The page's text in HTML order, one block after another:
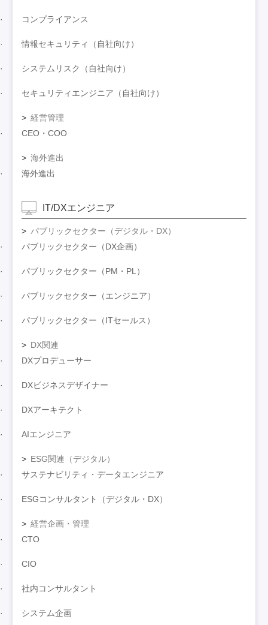
コンプライアンス
情報セキュリティ（自社向け）
システムリスク（自社向け）
セキュリティエンジニア（自社向け）
経営管理
CEO・COO
海外進出
海外進出
IT/DXエンジニア
パブリックセクター（デジタル・DX）
パブリックセクター（DX企画）
パブリックセクター（PM・PL）
パブリックセクター（エンジニア）
パブリックセクター（ITセールス）
DX関連
DXプロデューサー
DXビジネスデザイナー
DXアーキテクト
AIエンジニア
ESG関連（デジタル）
サステナビリティ・データエンジニア
ESGコンサルタント（デジタル・DX）
経営企画・管理
CTO
CIO
社内コンサルタント
システム企画